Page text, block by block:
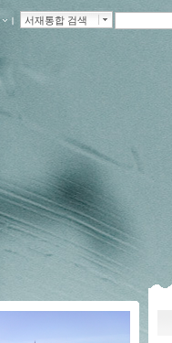
ｌ 서재통합 검색